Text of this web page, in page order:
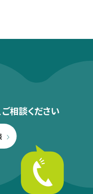
ご相談ください